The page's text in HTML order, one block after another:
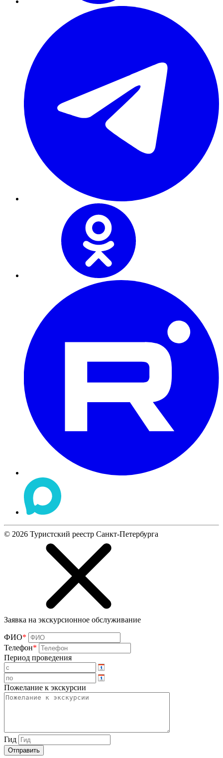
© 2026 Туристский реестр Санкт-Петербурга
Заявка на экскурсионное обслуживание
ФИО*
Телефон*
Период проведения
Пожелание к экскурсии
Гид